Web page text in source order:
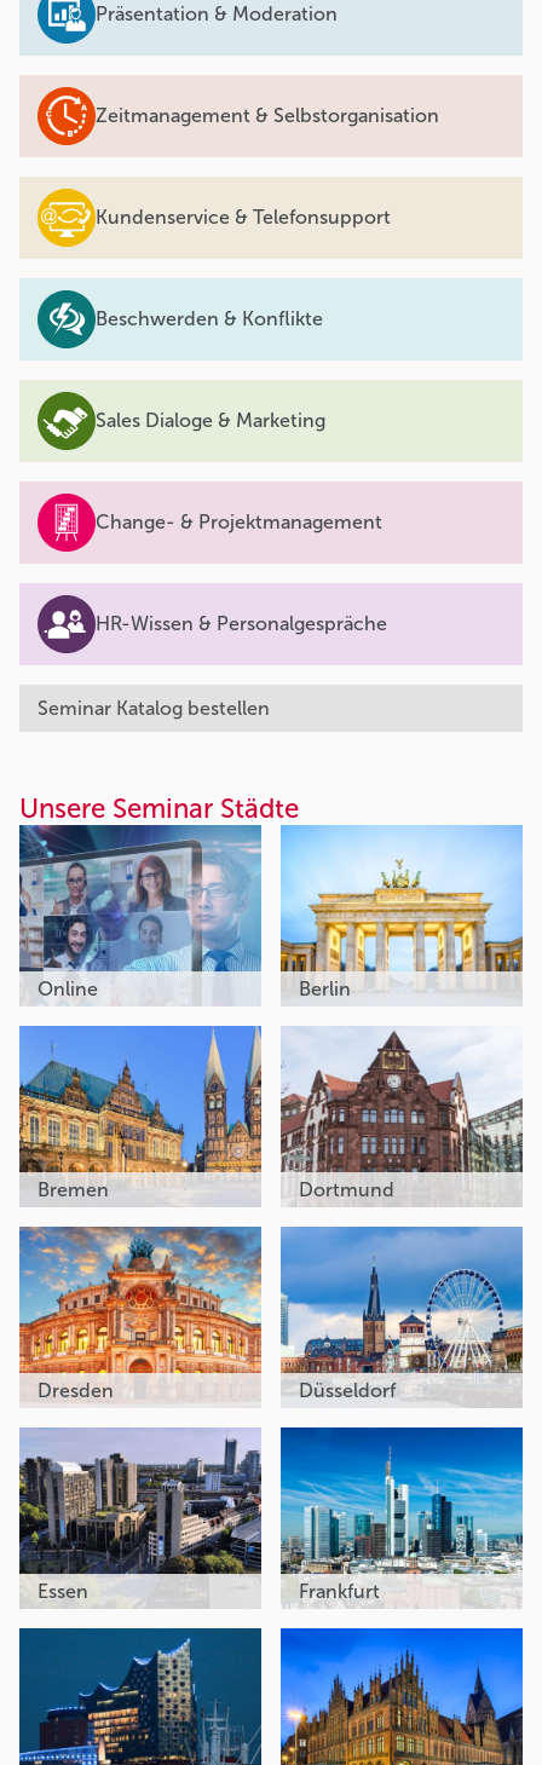
Präsentation & Moderation
Zeitmanagement & Selbstorganisation
Kundenservice & Telefonsupport
Beschwerden & Konflikte
Sales Dialoge & Marketing
Change- & Projektmanagement
HR-Wissen & Personalgespräche
Seminar Katalog bestellen
Unsere Seminar Städte
Online Berlin
Bremen Dortmund
Dresden Düsseldorf
Essen Frankfurt